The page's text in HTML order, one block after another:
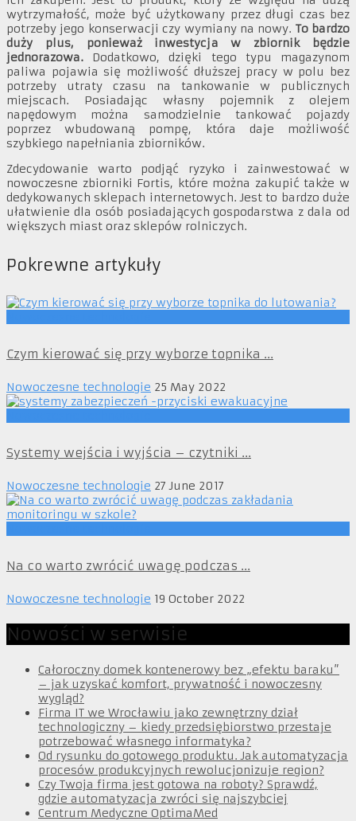
wytrzymałość, może być użytkowany przez długi czas bez
potrzeby jego konserwacji czy wymiany na nowy. To bardzo
duży plus, ponieważ inwestycja w zbiornik będzie
jednorazowa. Dodatkowo, dzięki tego typu magazynom
paliwa pojawia się możliwość dłuższej pracy w polu bez
potrzeby utraty czasu na tankowanie w publicznych
miejscach. Posiadając własny pojemnik z olejem
napędowym można samodzielnie tankować pojazdy
poprzez wbudowaną pompę, która daje możliwość
szybkiego napełniania zbiorników.
Zdecydowanie warto podjąć ryzyko i zainwestować w
nowoczesne zbiorniki Fortis, które można zakupić także w
dedykowanych sklepach internetowych. Jest to bardzo duże
ułatwienie dla osób posiadających gospodarstwa z dala od
większych miast oraz sklepów rolniczych.
Pokrewne artykuły
Czym kierować się przy wyborze topnika ...
Nowoczesne technologie 25 May 2022
Systemy wejścia i wyjścia – czytniki ...
Nowoczesne technologie 27 June 2017
Na co warto zwrócić uwagę podczas ...
Nowoczesne technologie 19 October 2022
Nowości w serwisie
Całoroczny domek kontenerowy bez „efektu baraku”
– jak uzyskać komfort, prywatność i nowoczesny
wygląd?
Firma IT we Wrocławiu jako zewnętrzny dział
technologiczny – kiedy przedsiębiorstwo przestaje
potrzebować własnego informatyka?
Od rysunku do gotowego produktu. Jak automatyzacja
procesów produkcyjnych rewolucjonizuje region?
Czy Twoja firma jest gotowa na roboty? Sprawdź,
gdzie automatyzacja zwróci się najszybciej
Centrum Medyczne OptimaMed